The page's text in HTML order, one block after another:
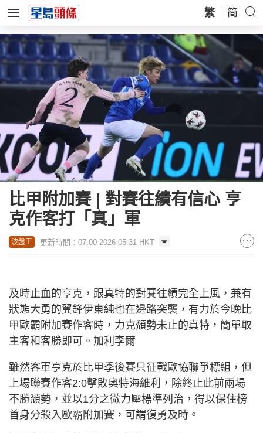
繁 简
比甲附加賽 | 對賽往績有信心 亨
克作客打「真」軍
波盤王 更新時間：07:00 2026-05-31 HKT
及時止血的亨克，跟真特的對賽往績完全上風，兼有
狀態大勇的翼鋒伊東純也在邊路突襲，有力於今晚比
甲歐霸附加賽作客時，力克頹勢未止的真特，簡單取
主客和客勝即可。加利李爾
雖然客軍亨克於比甲季後賽只征戰歐協聯爭標組，但
上場聯賽作客2:0擊敗奧特海維利，除終止此前兩場
不勝頹勢，並以1分之微力壓標準列治，得以保住榜
首身分殺入歐霸附加賽，可謂復勇及時。